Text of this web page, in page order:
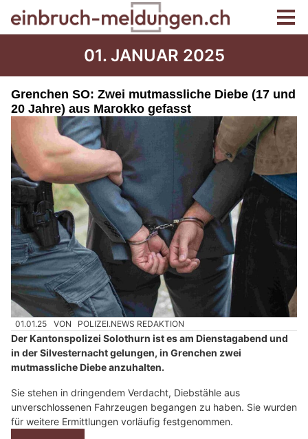
01. JANUAR 2025
Grenchen SO: Zwei mutmassliche Diebe (17 und
20 Jahre) aus Marokko gefasst
01.01.25 VON POLIZEI.NEWS REDAKTION
Der Kantonspolizei Solothurn ist es am Dienstagabend und
in der Silvesternacht gelungen, in Grenchen zwei
mutmassliche Diebe anzuhalten.
Sie stehen in dringendem Verdacht, Diebstähle aus
unverschlossenen Fahrzeugen begangen zu haben. Sie wurden
für weitere Ermittlungen vorläufig festgenommen.